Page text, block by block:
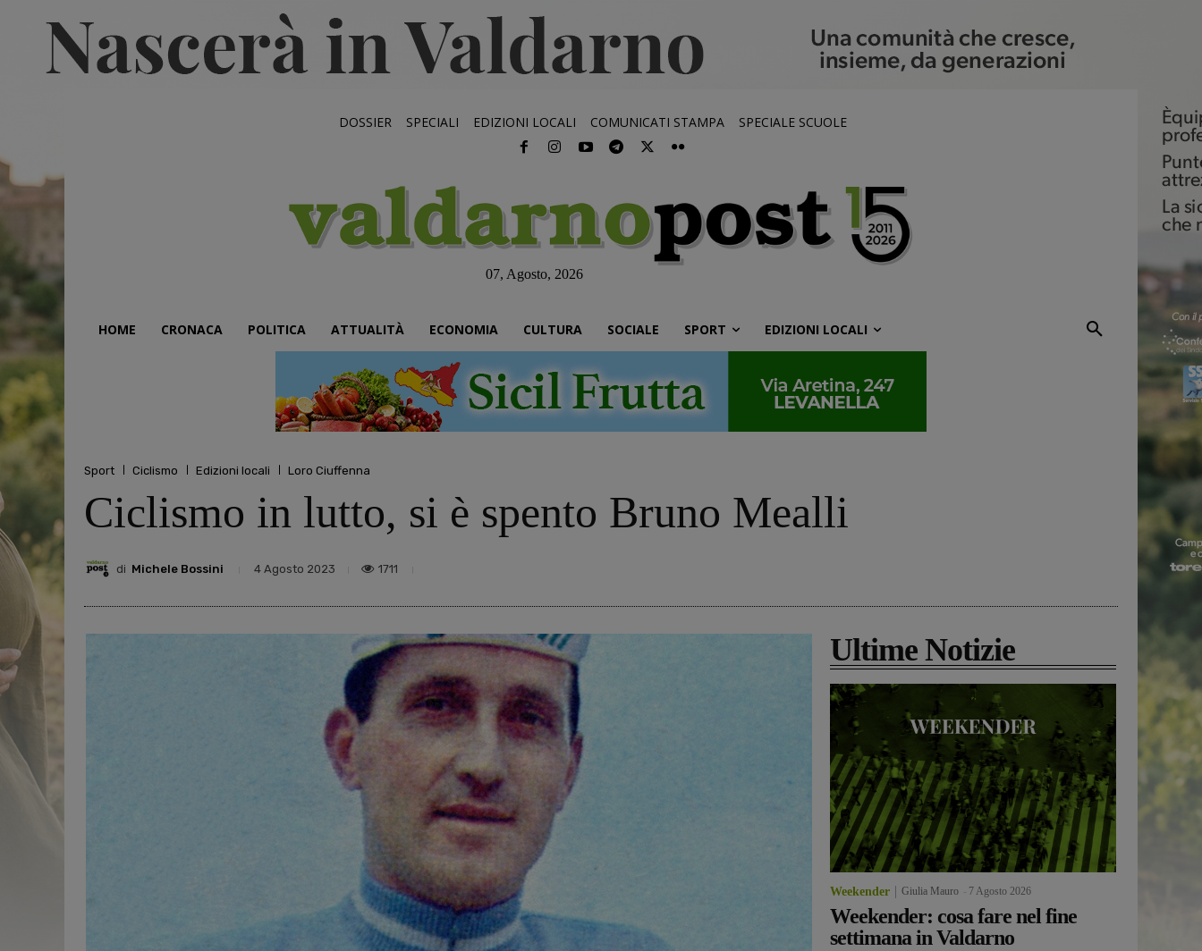
DOSSIER SPECIALI EDIZIONI LOCALI COMUNICATI STAMPA SPECIALE SCUOLE
07, Agosto, 2026
HOME CRONACA POLITICA ATTUALITÀ ECONOMIA CULTURA SOCIALE SPORT EDIZIONI LOCALI
Sport Ciclismo Edizioni locali Loro Ciuffenna
Ciclismo in lutto, si è spento Bruno Mealli
di Michele Bossini 4 Agosto 2023 1711
Ultime Notizie
Weekender Giulia Mauro 7 Agosto 2026
Weekender: cosa fare nel fine
settimana in Valdarno